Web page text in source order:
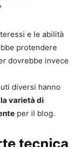
e le abilità
protendere
dovrebbe invece
diversi hanno
la varietà di
per il blog.